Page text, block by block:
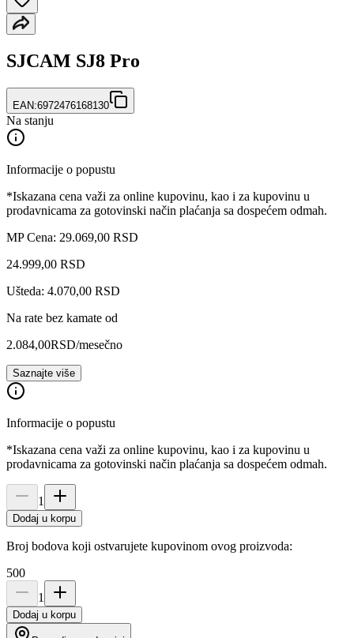
SJCAM SJ8 Pro
EAN:6972476168130
Na stanju
Informacije o popustu
*Iskazana cena važi za online kupovinu, kao i za kupovinu u
prodavnicama za gotovinski način plaćanja sa dospećem odmah.
MP Cena: 29.069,00 RSD
24.999,00 RSD
Ušteda: 4.070,00 RSD
Na rate bez kamate od
2.084,00RSD/mesečno
Saznajte više
Informacije o popustu
*Iskazana cena važi za online kupovinu, kao i za kupovinu u
prodavnicama za gotovinski način plaćanja sa dospećem odmah.
1
Dodaj u korpu
Broj bodova koji ostvarujete kupovinom ovog proizvoda:
500
1
Dodaj u korpu